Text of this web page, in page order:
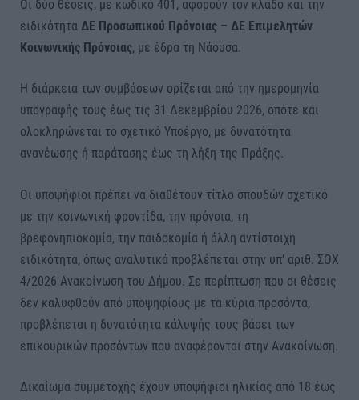
Οι δύο θέσεις, με κωδικό 401, αφορούν τον κλάδο και την
ειδικότητα ΔΕ Προσωπικού Πρόνοιας – ΔΕ Επιμελητών
Κοινωνικής Πρόνοιας, με έδρα τη Νάουσα.
Η διάρκεια των συμβάσεων ορίζεται από την ημερομηνία
υπογραφής τους έως τις 31 Δεκεμβρίου 2026, οπότε και
ολοκληρώνεται το σχετικό Υποέργο, με δυνατότητα
ανανέωσης ή παράτασης έως τη λήξη της Πράξης.
Οι υποψήφιοι πρέπει να διαθέτουν τίτλο σπουδών σχετικό
με την κοινωνική φροντίδα, την πρόνοια, τη
βρεφονηπιοκομία, την παιδοκομία ή άλλη αντίστοιχη
ειδικότητα, όπως αναλυτικά προβλέπεται στην υπ’ αριθ. ΣΟΧ
4/2026 Ανακοίνωση του Δήμου. Σε περίπτωση που οι θέσεις
δεν καλυφθούν από υποψηφίους με τα κύρια προσόντα,
προβλέπεται η δυνατότητα κάλυψής τους βάσει των
επικουρικών προσόντων που αναφέρονται στην Ανακοίνωση.
Δικαίωμα συμμετοχής έχουν υποψήφιοι ηλικίας από 18 έως